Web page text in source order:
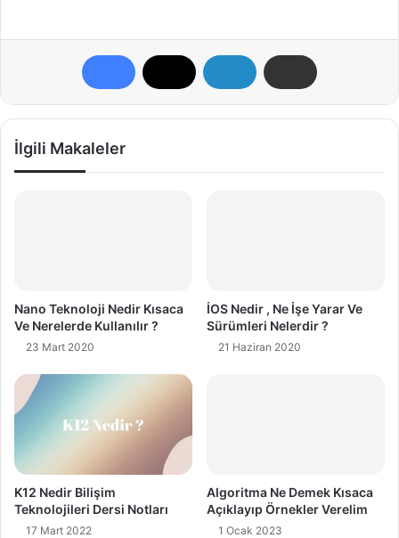
İlgili Makaleler
Nano Teknoloji Nedir Kısaca
Ve Nerelerde Kullanılır ?
23 Mart 2020
İOS Nedir , Ne İşe Yarar Ve
Sürümleri Nelerdir ?
21 Haziran 2020
K12 Nedir Bilişim
Teknolojileri Dersi Notları
17 Mart 2022
Algoritma Ne Demek Kısaca
Açıklayıp Örnekler Verelim
1 Ocak 2023